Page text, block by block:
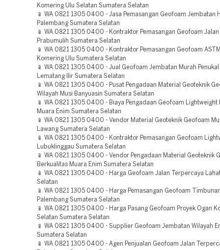
Komering Ulu Selatan Sumatera Selatan
📱 WA 0821 1305 0400 - Jasa Pemasangan Geofoam Jembatan
Palembang Sumatera Selatan
📱 WA 0821 1305 0400 - Kontraktor Pemasangan Geofoam Jalan
Prabumulih Sumatera Selatan
📱 WA 0821 1305 0400 - Kontraktor Pemasangan Geofoam
Komering Ulu Sumatera Selatan
📱 WA 0821 1305 0400 - Jual Geofoam Jembatan Murah
Lematang Ilir Sumatera Selatan
📱 WA 0821 1305 0400 - Pusat Pengadaan Material Geoteknik
Wilayah Musi Banyuasin Sumatera Selatan
📱 WA 0821 1305 0400 - Biaya Pengadaan Geofoam Lightweight
Muara Enim Sumatera Selatan
📱 WA 0821 1305 0400 - Vendor Material Geoteknik Geofoam
Lawang Sumatera Selatan
📱 WA 0821 1305 0400 - Kontraktor Pemasangan Geofoam
Lubuklinggau Sumatera Selatan
📱 WA 0821 1305 0400 - Vendor Pengadaan Material Geoteknik
Berkualitas Muara Enim Sumatera Selatan
📱 WA 0821 1305 0400 - Harga Geofoam Jalan Terpercaya
Selatan
📱 WA 0821 1305 0400 - Harga Pemasangan Geofoam
Palembang Sumatera Selatan
📱 WA 0821 1305 0400 - Harga Pasang Geofoam Proyek Ogan
Selatan Sumatera Selatan
📱 WA 0821 1305 0400 - Supplier Geofoam Jembatan Wilayah
Sumatera Selatan
📱 WA 0821 1305 0400 - Agen Penjualan Geofoam Jalan